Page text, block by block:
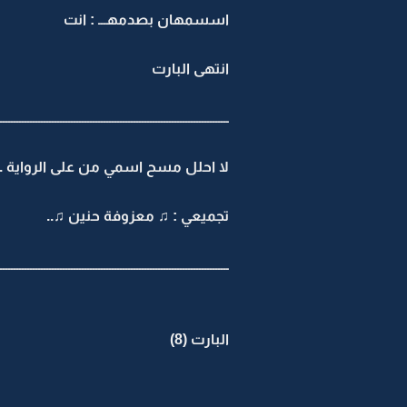
اسسمهان بصدمهـــ : انت
انتهى البارت
لا احلل مسح اسمي من على الرواية
تجميعي : ♫ معزوفة حنين ♫..
البارت (8)